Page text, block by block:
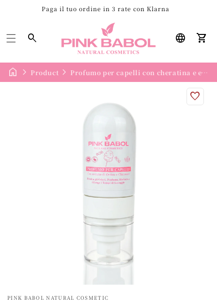
Paga il tuo ordine in 3 rate con Klarna
Product Profumo per capelli con cheratina e estratto di ortica - profuma, rinforza e purifica la chioma
PINK BABOL NATURAL COSMETIC